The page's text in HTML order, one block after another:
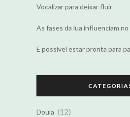
Vocalizar para deixar fluir
As fases da lua influenciam no
É possível estar pronta para
Doula (12)